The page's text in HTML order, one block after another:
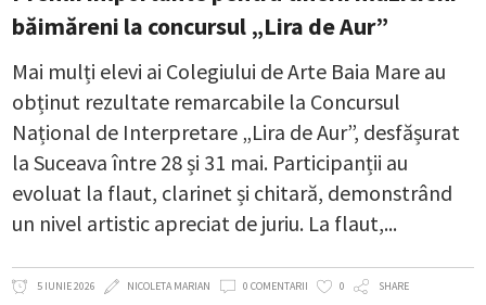
băimăreni la concursul „Lira de Aur”
Mai mulți elevi ai Colegiului de Arte Baia Mare au
obținut rezultate remarcabile la Concursul
Național de Interpretare „Lira de Aur”, desfășurat
la Suceava între 28 și 31 mai. Participanții au
evoluat la flaut, clarinet și chitară, demonstrând
un nivel artistic apreciat de juriu. La flaut,
5 IUNIE 2026 NICOLETA MARIAN 0 COMENTARII 0 SHARE